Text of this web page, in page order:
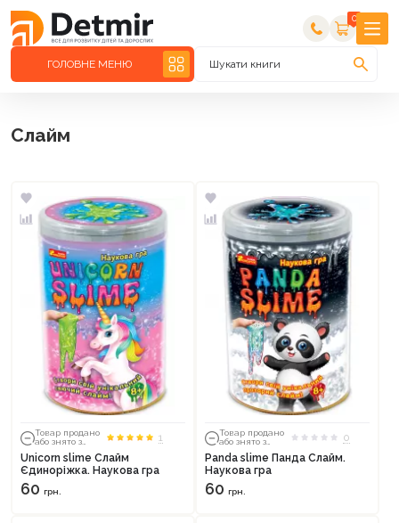
0
ГОЛОВНЕ МЕНЮ Шукати книги
Слайм
Товар продано
або знято з
1
Unicorn slime Слайм
Єдиноріжка. Наукова гра
60 грн.
Товар продано
або знято з
0
Panda slime Панда Слайм.
Наукова гра
60 грн.